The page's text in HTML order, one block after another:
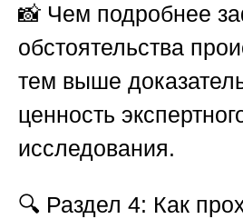
📸 Чем подробнее
обстоятельства
тем выше
ценность
исследования.
🔍 Раздел 4: Как